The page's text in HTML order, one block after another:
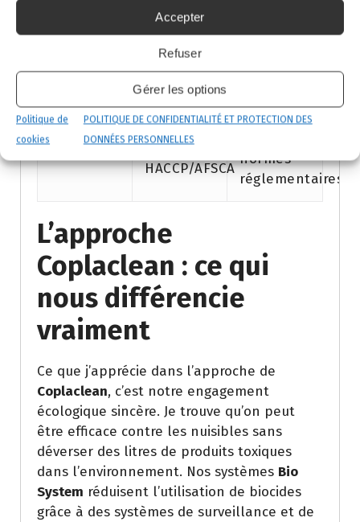
Accepter
Refuser
Gérer les options
Politique de
cookies
POLITIQUE DE CONFIDENTIALITÉ ET PROTECTION DES
DONNÉES PERSONNELLES
Aucune
stratégie
de suivi
Plan de
personnalisé
Normes
Non
conforme
HACCP/AFSCA
Conforme
normes
réglementaires
L’approche
Coplaclean : ce qui
nous différencie
vraiment
Ce que j’apprécie dans l’approche de
Coplaclean, c’est notre engagement
écologique sincère. Je trouve qu’on peut
être efficace contre les nuisibles sans
déverser des litres de produits toxiques
dans l’environnement. Nos systèmes Bio
System réduisent l’utilisation de biocides
grâce à des systèmes de surveillance et de